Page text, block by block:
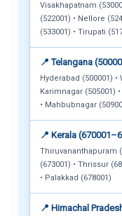
Visakhapatnam
(522001) • Nellore
(533001) • Tirupati
📍 Telangana
Hyderabad (500001) •
Karimnagar (505001)
• Mahbubnagar
📍 Kerala
Thiruvananthapuram
(673001) • Thrissur
• Palakkad (678001)
📍 Himachal